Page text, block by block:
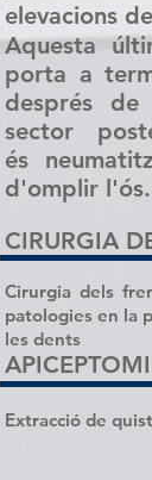
elevacions
Aquesta
porta a
després
sector
és
d'omplir l'ós.
CIRURGIA
Cirurgia dels
patologies en la
les dents
Extracció de